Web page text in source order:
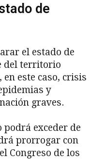
de
el estado de
del territorio
este caso, crisis
y
graves.
podrá exceder de
prorrogar con
Congreso de los